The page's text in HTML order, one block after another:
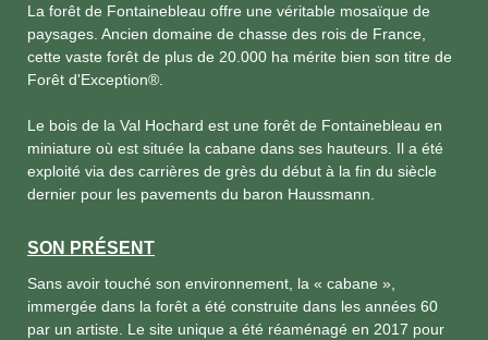
La forêt de Fontainebleau offre une véritable mosaïque de
paysages. Ancien domaine de chasse des rois de France,
cette vaste forêt de plus de 20.000 ha mérite bien son titre de
Forêt d'Exception®.
Le bois de la Val Hochard est une forêt de Fontainebleau en
miniature où est située la cabane dans ses hauteurs. Il a été
exploité via des carrières de grès du début à la fin du siècle
dernier pour les pavements du baron Haussmann.
SON PRÉSENT
Sans avoir touché son environnement, la « cabane »,
immergée dans la forêt a été construite dans les années 60
par un artiste. Le site unique a été réaménagé en 2017 pour